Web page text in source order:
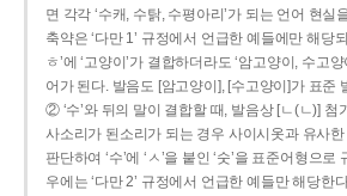
면 각각 ‘수캐, 수탉, 수평아리’가 되는 언어 현실
축약은 ‘다만 1’ 규정에서 언급한 예들에만 해당
ㅎ’에 ‘고양이’가 결합하더라도 ‘암고양이, 수고
어가 된다. 발음도 [암고양이], [수고양이]가 표준
② ‘수’와 뒤의 말이 결합할 때, 발음상 [ㄴ(ㄴ)] 첨
사소리가 된소리가 되는 경우 사이시옷과 유사
판단하여 ‘수’에 ‘ㅅ’을 붙인 ‘숫’을 표준어형으
우에는 ‘다만 2’ 규정에서 언급한 예들만 해당한